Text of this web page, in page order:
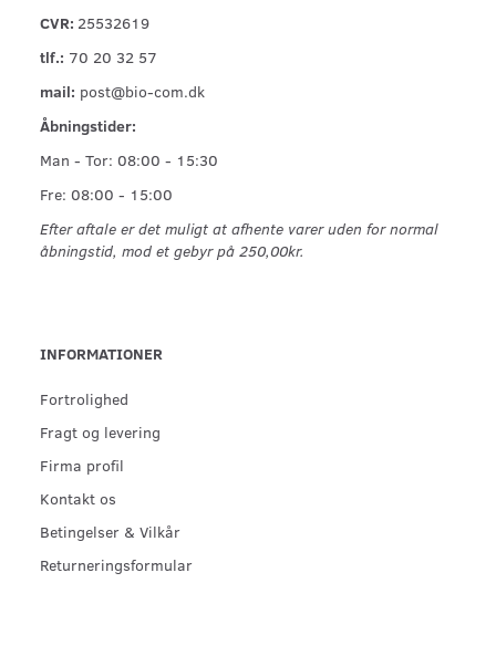
CVR: 25532619
tlf.: 70 20 32 57
mail: post@bio-com.dk
Åbningstider:
Man - Tor: 08:00 - 15:30
Fre: 08:00 - 15:00
Efter aftale er det muligt at afhente varer uden for normal
åbningstid, mod et gebyr på 250,00kr.
INFORMATIONER
Fortrolighed
Fragt og levering
Firma profil
Kontakt os
Betingelser & Vilkår
Returneringsformular